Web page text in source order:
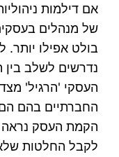
אם דילמות
של מנהלים
בולט אפילו
נדרשים לשלב בין
העסקי 'הרגיל'
החברתיים בהם
לקבל החלטות